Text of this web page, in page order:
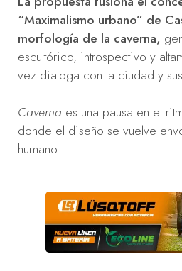
“Maximalismo urbano” de
morfología de la caverna,
escultórico, introspectivo y
vez dialoga con la ciudad y
Caverna es una pausa en el
donde el diseño se vuelve
humano.